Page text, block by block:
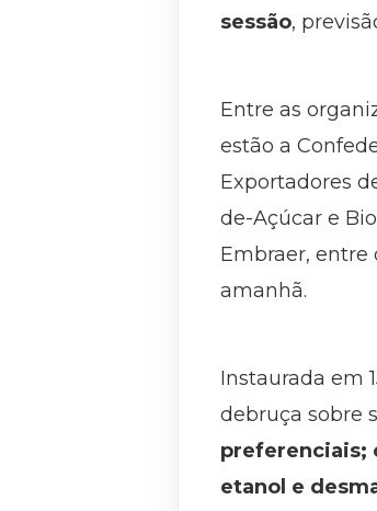
sessão,
Entre as
estão a
Exportadores
de-Açúcar e
Embraer, entre
amanhã.
Instaurada em
debruça sobre
preferenciais;
etanol e